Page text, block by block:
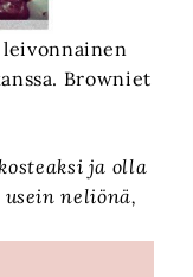
Browniet
ja olla
neliönä,